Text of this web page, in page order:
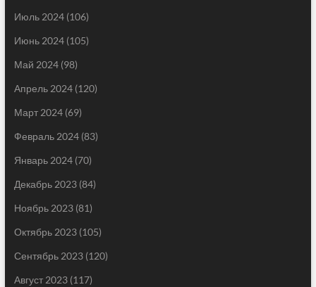
Июль 2024(106)
Июнь 2024(105)
Май 2024(98)
Апрель 2024(120)
Март 2024(69)
Февраль 2024(83)
Январь 2024(70)
Декабрь 2023(84)
Ноябрь 2023(81)
Октябрь 2023(105)
Сентябрь 2023(120)
Август 2023(117)